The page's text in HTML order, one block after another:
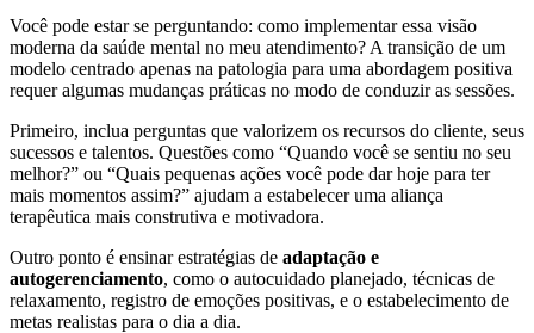
Você pode estar se perguntando: como implementar essa visão
moderna da saúde mental no meu atendimento? A transição de um
modelo centrado apenas na patologia para uma abordagem positiva
requer algumas mudanças práticas no modo de conduzir as sessões.
Primeiro, inclua perguntas que valorizem os recursos do cliente, seus
sucessos e talentos. Questões como “Quando você se sentiu no seu
melhor?” ou “Quais pequenas ações você pode dar hoje para ter
mais momentos assim?” ajudam a estabelecer uma aliança
terapêutica mais construtiva e motivadora.
Outro ponto é ensinar estratégias de adaptação e
autogerenciamento, como o autocuidado planejado, técnicas de
relaxamento, registro de emoções positivas, e o estabelecimento de
metas realistas para o dia a dia.